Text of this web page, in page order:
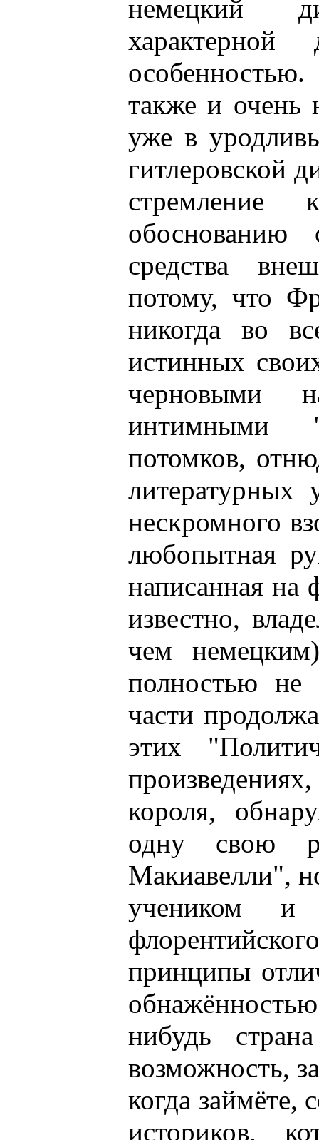
немецкий
характерной
также и очень
уже в
гитлеровской
стремление
средства
потому, что
никогда во
истинных
черновыми
интимными
потомков,
литературных
нескромного
любопытная
написанная на
известно,
чем
полностью не
части
этих
короля,
одну свою
Макиавелли",
учеником и
принципы
нибудь
возможность,
когда займёте,
историков,